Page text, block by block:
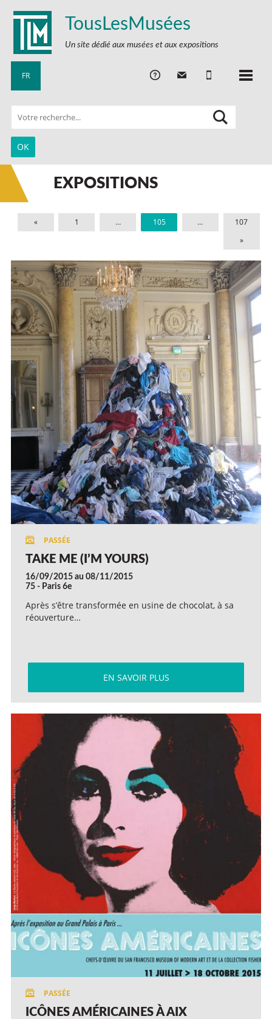
TousLesMusées
Un site dédié aux musées et aux expositions
FR
EXPOSITIONS
« 1 … 105 …
107
»
TAKE ME (I’M YOURS)
16/09/2015 au 08/11/2015
75 - Paris 6e
Après s’être transformée en usine de chocolat, à sa
réouverture…
EN SAVOIR PLUS
ICÔNES AMÉRICAINES À AIX